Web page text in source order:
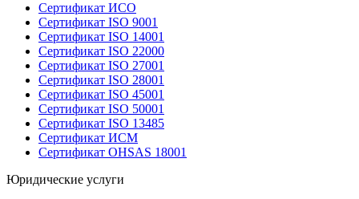
Сертификат ИСО
Сертификат ISO 9001
Сертификат ISO 14001
Сертификат ISO 22000
Сертификат ISO 27001
Сертификат ISO 28001
Сертификат ISO 45001
Сертификат ISO 50001
Сертификат ISO 13485
Сертификат ИСМ
Сертификат OHSAS 18001
Юридические услуги